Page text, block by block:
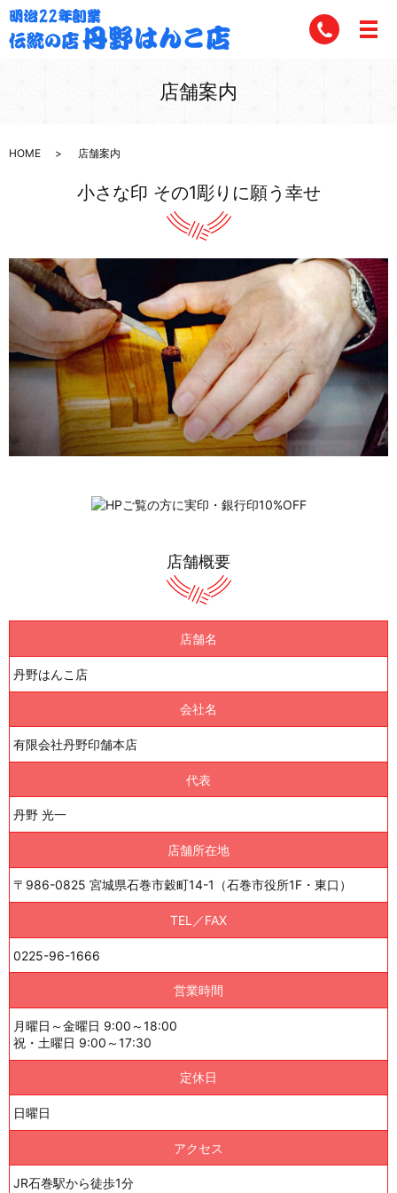
店舗案内
HOME 店舗案内
小さな印 その1彫りに願う幸せ
店舗概要
店舗名
丹野はんこ店
会社名
有限会社丹野印舗本店
代表
丹野 光一
店舗所在地
〒986-0825 宮城県石巻市穀町14-1（石巻市役所1F・東口）
TEL／FAX
0225-96-1666
営業時間
月曜日～金曜日 9:00～18:00
祝・土曜日 9:00～17:30
定休日
日曜日
アクセス
JR石巻駅から徒歩1分